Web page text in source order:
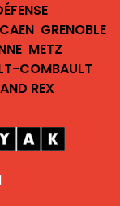
CAEN GRENOBLE
METZ
COMBAULT
REX